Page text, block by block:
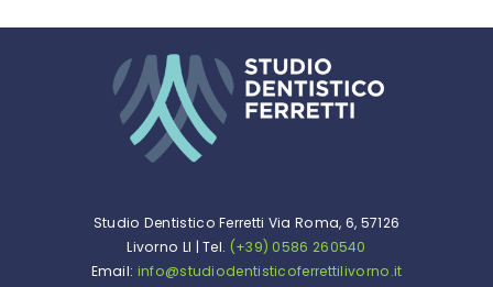
Studio Dentistico Ferretti Via Roma, 6, 57126
Livorno LI | Tel. (+39) 0586 260540
Email: info@studiodentisticoferrettilivorno.it